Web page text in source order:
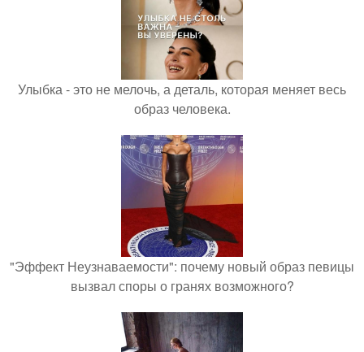
Улыбка - это не мелочь, а деталь, которая меняет весь
образ человека.
"Эффект Неузнаваемости": почему новый образ певицы
вызвал споры о гранях возможного?